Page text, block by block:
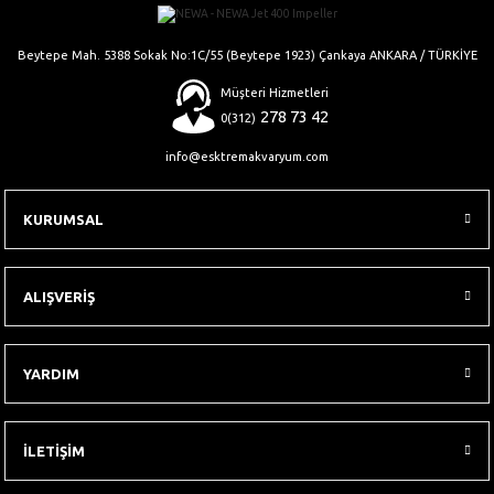
Gönder
Beytepe Mah. 5388 Sokak No:1C/55 (Beytepe 1923) Çankaya ANKARA / TÜRKİYE
Müşteri Hizmetleri
0(312) 278 73 42
info@esktremakvaryum.com
KURUMSAL
ALIŞVERİŞ
YARDIM
İLETİŞİM